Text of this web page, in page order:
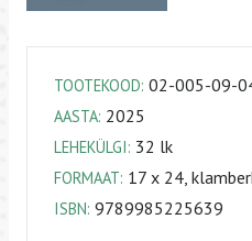
TOOTEKOOD: 02-005-09-
AASTA: 2025
LEHEKÜLGI: 32 lk
FORMAAT: 17 x 24,
ISBN: 9789985225639